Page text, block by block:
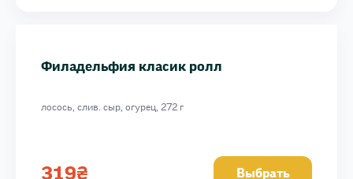
Филадельфия класик ролл
лосось, слив. сыр, огурец, 272 г
319₴ Выбрать